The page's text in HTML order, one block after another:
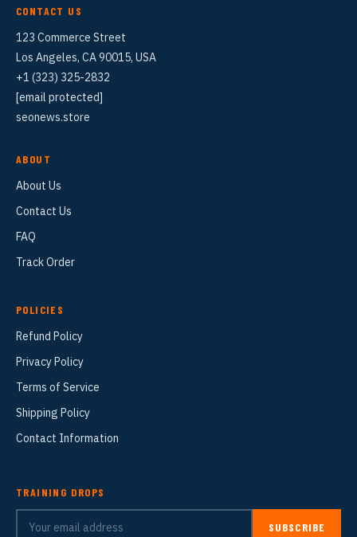
CONTACT US
123 Commerce Street
Los Angeles, CA 90015, USA
+1 (323) 325-2832
[email protected]
seonews.store
ABOUT
About Us
Contact Us
FAQ
Track Order
POLICIES
Refund Policy
Privacy Policy
Terms of Service
Shipping Policy
Contact Information
TRAINING DROPS
SUBSCRIBE